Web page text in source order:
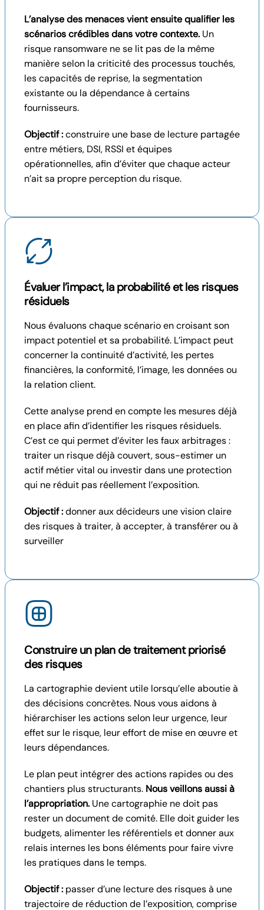
L’analyse des menaces vient ensuite qualifier les
scénarios crédibles dans votre contexte. Un
risque ransomware ne se lit pas de la même
manière selon la criticité des processus touchés,
les capacités de reprise, la segmentation
existante ou la dépendance à certains
fournisseurs.
Objectif :construire une base de lecture partagée
entre métiers, DSI, RSSI et équipes
opérationnelles, afin d’éviter que chaque acteur
n’ait sa propre perception du risque.
Évaluer l’impact, la probabilité et les risques
résiduels
Nous évaluons chaque scénario en croisant son
impact potentiel et sa probabilité. L’impact peut
concerner la continuité d’activité, les pertes
financières, la conformité, l’image, les données ou
la relation client.
Cette analyse prend en compte les mesures déjà
en place afin d’identifier les risques résiduels.
C’est ce qui permet d’éviter les faux arbitrages :
traiter un risque déjà couvert, sous-estimer un
actif métier vital ou investir dans une protection
qui ne réduit pas réellement l’exposition.
Objectif :donner aux décideurs une vision claire
des risques à traiter, à accepter, à transférer ou à
surveiller
Construire un plan de traitement priorisé
des risques
La cartographie devient utile lorsqu’elle aboutie à
des décisions concrètes. Nous vous aidons à
hiérarchiser les actions selon leur urgence, leur
effet sur le risque, leur effort de mise en œuvre et
leurs dépendances.
Le plan peut intégrer des actions rapides ou des
chantiers plus structurants. Nous veillons aussi à
l’appropriation. Une cartographie ne doit pas
rester un document de comité. Elle doit guider les
budgets, alimenter les référentiels et donner aux
relais internes les bons éléments pour faire vivre
les pratiques dans le temps.
Objectif : passer d’une lecture des risques à une
trajectoire de réduction de l’exposition, comprise